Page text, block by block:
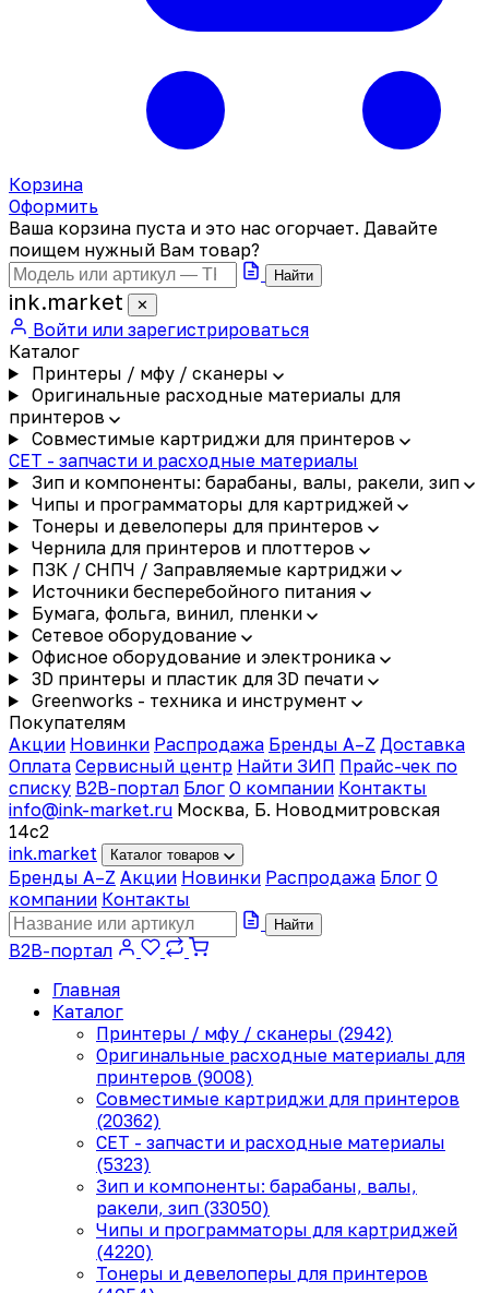
Корзина
Оформить
Ваша корзина пуста и это нас огорчает. Давайте
поищем нужный Вам товар?
Найти
ink.market ✕
Войти или зарегистрироваться
Каталог
Принтеры / мфу / сканеры
Оригинальные расходные материалы для
принтеров
Совместимые картриджи для принтеров
CET - запчасти и расходные материалы
Зип и компоненты: барабаны, валы, ракели, зип
Чипы и программаторы для картриджей
Тонеры и девелоперы для принтеров
Чернила для принтеров и плоттеров
ПЗК / СНПЧ / Заправляемые картриджи
Источники бесперебойного питания
Бумага, фольга, винил, пленки
Сетевое оборудование
Офисное оборудование и электроника
3D принтеры и пластик для 3D печати
Greenworks - техника и инструмент
Покупателям
Акции Новинки Распродажа Бренды A–Z Доставка
Оплата Сервисный центр Найти ЗИП Прайс-чек по
списку B2B-портал Блог О компании Контакты
info@ink-market.ru Москва, Б. Новодмитровская
14с2
ink.market Каталог товаров
Бренды A–Z Акции Новинки Распродажа Блог О
компании Контакты
Найти
B2B-портал
Главная
Каталог
Принтеры / мфу / сканеры (2942)
Оригинальные расходные материалы для
принтеров (9008)
Совместимые картриджи для принтеров
(20362)
CET - запчасти и расходные материалы
(5323)
Зип и компоненты: барабаны, валы,
ракели, зип (33050)
Чипы и программаторы для картриджей
(4220)
Тонеры и девелоперы для принтеров